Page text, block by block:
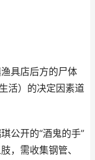
具店后方的尸体
活）的决定因素道
公开的“酒鬼的手”
，需收集钢管、